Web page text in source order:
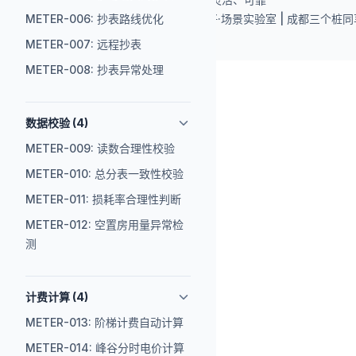
METER-006: 抄表路线优化
METER-007: 远程抄表
METER-008: 抄表异常处理
数据校验 (4)
METER-009: 读数合理性校验
METER-010: 总分表一致性校验
METER-011: 损耗率合理性判断
METER-012: 空置房用量异常检
测
计费计算 (4)
METER-013: 阶梯计费自动计算
METER-014: 峰谷分时电价计算
Copyright © 2025 易活好·场景实验室 | 成都三个桩同